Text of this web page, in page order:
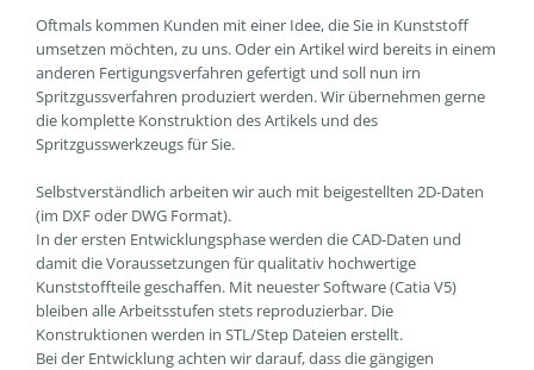
Oftmals kommen Kunden mit einer Idee, die Sie in Kunststoff
umsetzen möchten, zu uns. Oder ein Artikel wird bereits in einem
anderen Fertigungsverfahren gefertigt und soll nun irn
Spritzgussverfahren produziert werden. Wir übernehmen gerne
die komplette Konstruktion des Artikels und des
Spritzgusswerkzeugs für Sie.
Selbstverständlich arbeiten wir auch mit beigestellten 2D-Daten
(im DXF oder DWG Format).
In der ersten Entwicklungsphase werden die CAD-Daten und
damit die Voraussetzungen für qualitativ hochwertige
Kunststoffteile geschaffen. Mit neuester Software (Catia V5)
bleiben alle Arbeitsstufen stets reproduzierbar. Die
Konstruktionen werden in STL/Step Dateien erstellt.
Bei der Entwicklung achten wir darauf, dass die gängigen